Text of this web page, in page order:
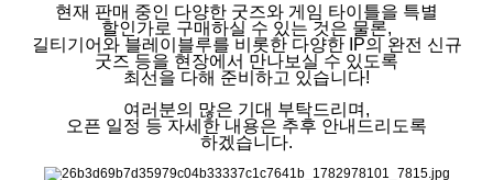
현재 판매 중인 다양한 굿즈와 게임 타이틀을 특별
할인가로 구매하실 수 있는 것은 물론,
길티기어와 블레이블루를 비롯한 다양한 IP의 완전 신규
굿즈 등을 현장에서 만나보실 수 있도록
최선을 다해 준비하고 있습니다!
여러분의 많은 기대 부탁드리며,
오픈 일정 등 자세한 내용은 추후 안내드리도록
하겠습니다.